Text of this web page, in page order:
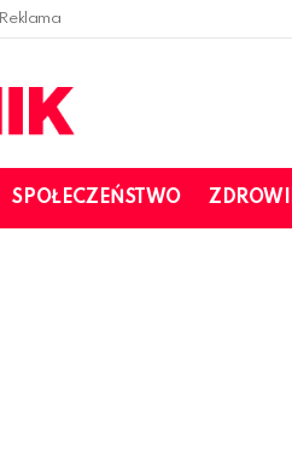
Reklama
SPOŁECZEŃSTWO